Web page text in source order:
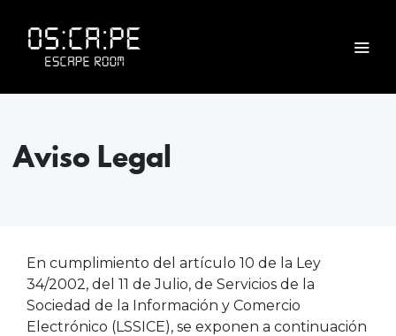
Aviso Legal
En cumplimiento del artículo 10 de la Ley
34/2002, del 11 de Julio, de Servicios de la
Sociedad de la Información y Comercio
Electrónico (LSSICE), se exponen a continuación